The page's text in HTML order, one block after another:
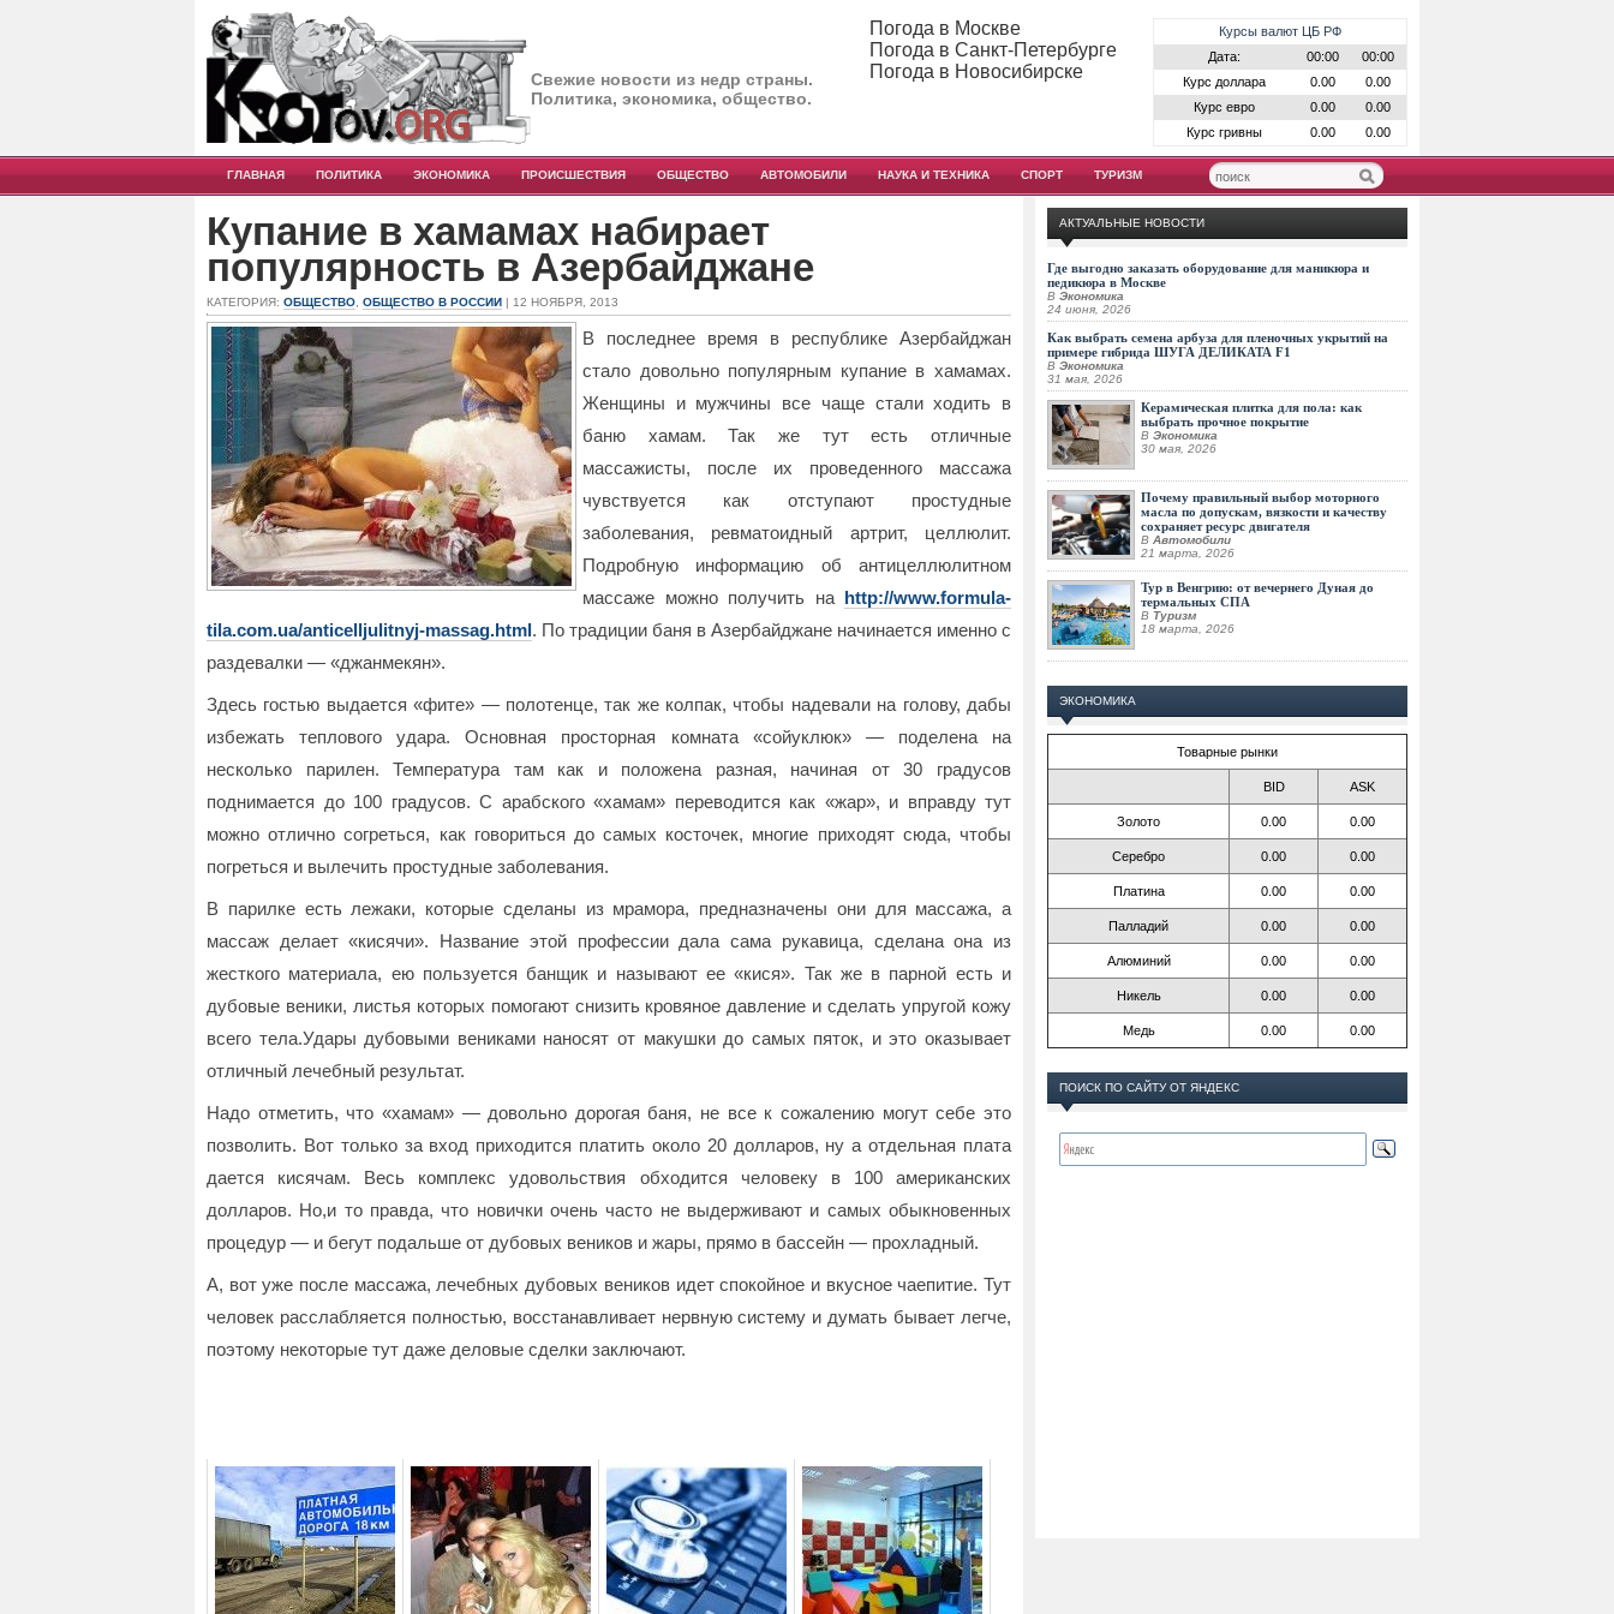
Свежие новости из недр страны.
Политика, экономика, общество.
Курсы валют ЦБ РФ
Дата:
00:00
00:00
Курс доллара
0.00
0.00
Курс евро
0.00
0.00
Курс гривны
0.00 0.00
Погода в Москве
Погода в Санкт-Петербурге
Погода в Новосибирске
ГЛАВНАЯ ПОЛИТИКА ЭКОНОМИКА ПРОИСШЕСТВИЯ ОБЩЕСТВО АВТОМОБИЛИ НАУКА И ТЕХНИКА СПОРТ ТУРИЗМ
Купание в хамамах набирает
популярность в Азербайджане
КАТЕГОРИЯ: ОБЩЕСТВО ОБЩЕСТВО В РОССИИ | 12 НОЯБРЯ, 2013
В последнее время в республике Азербайджан
стало довольно популярным купание в хамамах.
Женщины и мужчины все чаще стали ходить в
баню хамам. Так же тут есть отличные
массажисты, после их проведенного массажа
чувствуется как отступают простудные
заболевания, ревматоидный артрит, целлюлит.
Подробную информацию об антицеллюлитном
массаже можно получить на http://www.formula-
tila.com.ua/anticelljulitnyj-massag.html. По традиции баня в Азербайджане начинается именно с
раздевалки — «джанмекян».
Здесь гостью выдается «фите» — полотенце, так же колпак, чтобы надевали на голову, дабы
избежать теплового удара. Основная просторная комната «сойуклюк» — поделена на
несколько парилен. Температура там как и положена разная, начиная от 30 градусов
поднимается до 100 градусов. С арабского «хамам» переводится как «жар», и вправду тут
можно отлично согреться, как говориться до самых косточек, многие приходят сюда, чтобы
погреться и вылечить простудные заболевания.
В парилке есть лежаки, которые сделаны из мрамора, предназначены они для массажа, а
массаж делает «кисячи». Название этой профессии дала сама рукавица, сделана она из
жесткого материала, ею пользуется банщик и называют ее «кися». Так же в парной есть и
дубовые веники, листья которых помогают снизить кровяное давление и сделать упругой кожу
всего тела.Удары дубовыми вениками наносят от макушки до самых пяток, и это оказывает
отличный лечебный результат.
Надо отметить, что «хамам» — довольно дорогая баня, не все к сожалению могут себе это
позволить. Вот только за вход приходится платить около 20 долларов, ну а отдельная плата
дается кисячам. Весь комплекс удовольствия обходится человеку в 100 американских
долларов. Но,и то правда, что новички очень часто не выдерживают и самых обыкновенных
процедур — и бегут подальше от дубовых веников и жары, прямо в бассейн — прохладный.
А, вот уже после массажа, лечебных дубовых веников идет спокойное и вкусное чаепитие. Тут
человек расслабляется полностью, восстанавливает нервную систему и думать бывает легче,
поэтому некоторые тут даже деловые сделки заключают.
АКТУАЛЬНЫЕ НОВОСТИ
Где выгодно заказать оборудование для маникюра и
педикюра в Москве
В Экономика
24 июня, 2026
Как выбрать семена арбуза для пленочных укрытий на
примере гибрида ШУГА ДЕЛИКАТА F1
В Экономика
31 мая, 2026
Керамическая плитка для пола: как
выбрать прочное покрытие
В Экономика
30 мая, 2026
Почему правильный выбор моторного
масла по допускам, вязкости и качеству
сохраняет ресурс двигателя
В Автомобили
21 марта, 2026
Тур в Венгрию: от вечернего Дуная до
термальных СПА
В Туризм
18 марта, 2026
ЭКОНОМИКА
Товарные рынки
BID ASK
Золото 0.00 0.00
Серебро 0.00 0.00
Платина 0.00 0.00
Палладий 0.00 0.00
Алюминий 0.00 0.00
Никель 0.00 0.00
Медь 0.00 0.00
ПОИСК ПО САЙТУ ОТ ЯНДЕКС